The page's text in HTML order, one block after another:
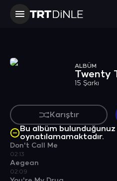
ALBÜM
Twenty
15 Şarkı
Karıştır
Bu albüm
oynatılamamaktadır.
Don't Call Me
02:13
Aegean
02:09